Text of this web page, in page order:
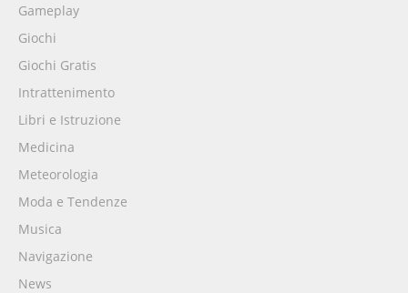
Gameplay
Giochi
Giochi Gratis
Intrattenimento
Libri e Istruzione
Medicina
Meteorologia
Moda e Tendenze
Musica
Navigazione
News